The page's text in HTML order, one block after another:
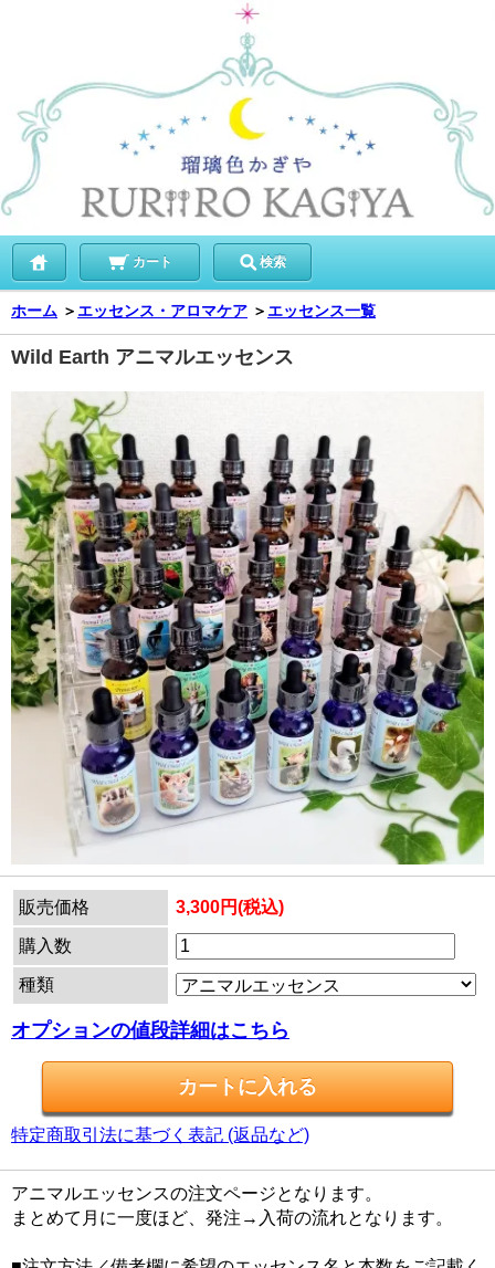
カート 検索
ホーム ＞ エッセンス・アロマケア ＞ エッセンス一覧
Wild Earth アニマルエッセンス
販売価格 3,300円(税込)
購入数
種類
オプションの値段詳細はこちら
特定商取引法に基づく表記 (返品など)
アニマルエッセンスの注文ページとなります。
まとめて月に一度ほど、発注→入荷の流れとなります。